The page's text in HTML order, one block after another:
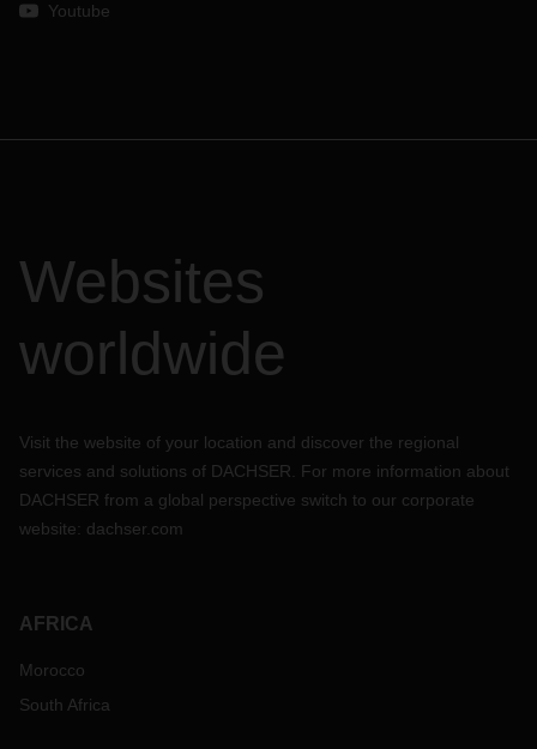
Youtube
Websites
worldwide
Visit the website of your location and discover the regional
services and solutions of DACHSER. For more information about
DACHSER from a global perspective switch to our corporate
website: dachser.com
AFRICA
Morocco
South Africa